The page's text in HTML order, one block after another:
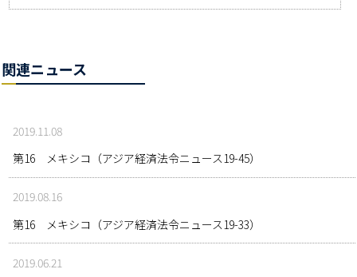
関連ニュース
2019.11.08
第16 メキシコ（アジア経済法令ニュース19-45）
2019.08.16
第16 メキシコ（アジア経済法令ニュース19-33）
2019.06.21